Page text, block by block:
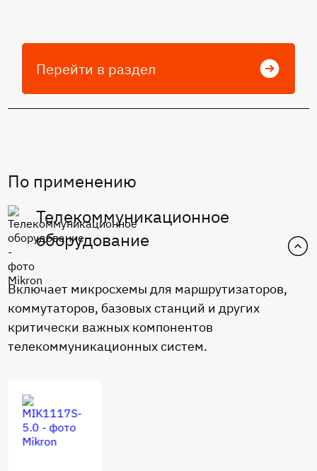
Перейти в раздел
По применению
Телекоммуникационное
оборудование
Включает микросхемы для маршрутизаторов,
коммутаторов, базовых станций и других
критически важных компонентов
телекоммуникационных систем.